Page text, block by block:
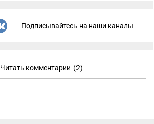
Подписывайтесь на наши каналы
Читать комментарии (2)